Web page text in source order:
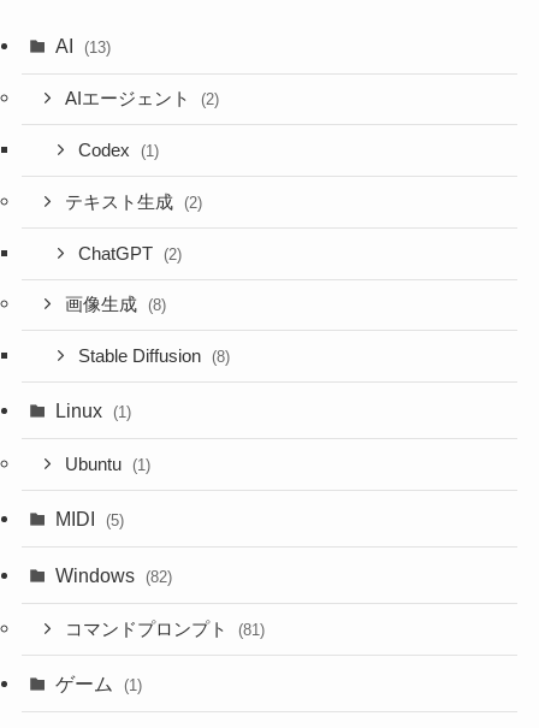
AI (13)
AIエージェント (2)
Codex (1)
テキスト生成 (2)
ChatGPT (2)
画像生成 (8)
Stable Diffusion (8)
Linux (1)
Ubuntu (1)
MIDI (5)
Windows (82)
コマンドプロンプト (81)
ゲーム (1)